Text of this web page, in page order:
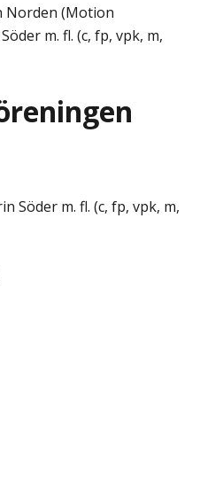
Norden (Motion
m. fl. (c, fp, vpk, m,
Söder m. fl. (c, fp, vpk, m,